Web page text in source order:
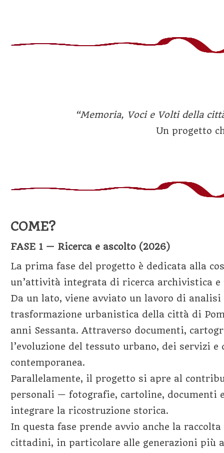
“Memoria, Voci e Volti della
Un progetto
COME?
FASE 1 — Ricerca e ascolto (2026)
La prima fase del progetto è dedicata alla
un’attività integrata di ricerca archivistica e
Da un lato, viene avviato un lavoro di
trasformazione urbanistica della città di
anni Sessanta. Attraverso documenti,
l’evoluzione del tessuto urbano, dei servizi
contemporanea.
Parallelamente, il progetto si apre al
personali — fotografie, cartoline, documenti
integrare la ricostruzione storica.
In questa fase prende avvio anche la
cittadini, in particolare alle generazioni più